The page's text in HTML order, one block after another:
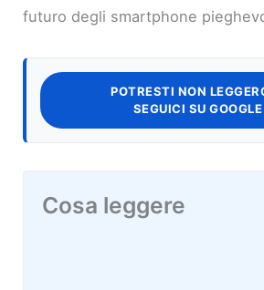
futuro degli smartphone
POTRESTI NON
SEGUICI SU
Cosa leggere